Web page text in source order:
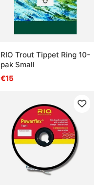
RIO Trout Tippet Ring 10-
pak Small
€15